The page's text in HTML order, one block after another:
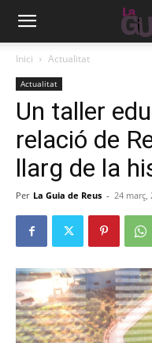
Inici Actualitat
Actualitat
Un taller
relació de
llarg de la
Per La Guia de Reus - 24 març,